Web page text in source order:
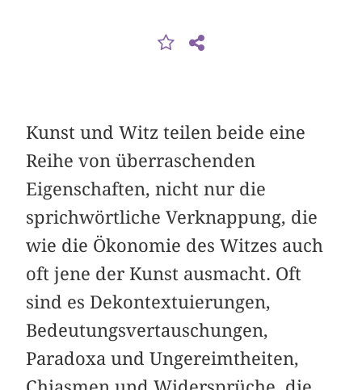
Kunst und Witz teilen beide eine
Reihe von überraschenden
Eigenschaften, nicht nur die
sprichwörtliche Verknappung, die
wie die Ökonomie des Witzes auch
oft jene der Kunst ausmacht. Oft
sind es Dekontextuierungen,
Bedeutungsvertauschungen,
Paradoxa und Ungereimtheiten,